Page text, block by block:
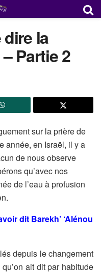
la
Partie 2
sur la prière de
année, en Israël, il y a
de nous observe
qu’avec nos
de l’eau à profusion
dit Barekh’ ‘Alénou
depuis le changement
ait dit par habitude